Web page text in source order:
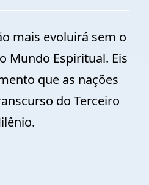
mais evoluirá sem o
Mundo Espiritual. Eis
que as nações
do Terceiro